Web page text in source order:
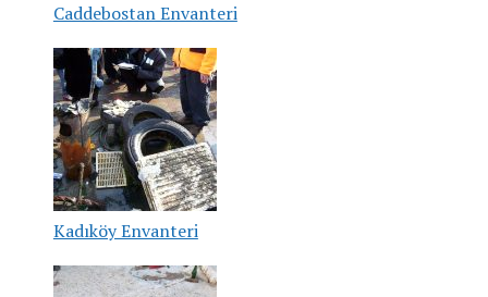
Caddebostan Envanteri
Kadıköy Envanteri